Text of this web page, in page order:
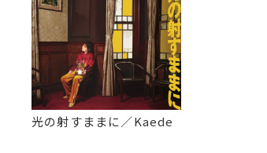
光の射すままに／Kaede